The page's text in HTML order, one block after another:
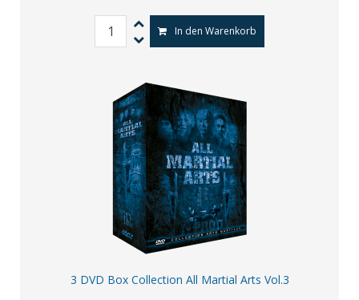
In den Warenkorb
3 DVD Box Collection All Martial Arts Vol.3